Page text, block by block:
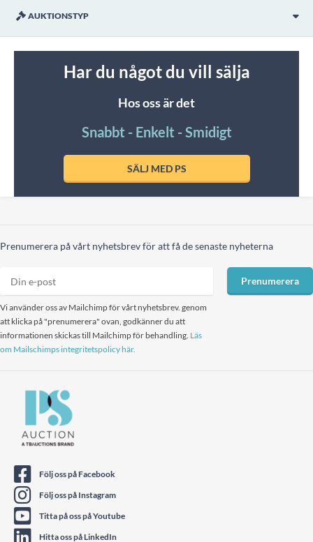
AUKTIONSTYP
Har du något du vill sälja
Hos oss är det
Snabbt - Enkelt - Smidigt
SÄLJ MED PS
Prenumerera på vårt nyhetsbrev för att få de senaste nyheterna
Vi använder oss av Mailchimp för vårt nyhetsbrev. genom
att klicka på "prenumerera" ovan, godkänner du att
informationen skickas till Mailchimp för behandling. Läs
om Mailschimps integritetspolicy här.
Prenumerera
Följ oss på Facebook
Följ oss på Instagram
Titta på oss på Youtube
Hitta oss på LinkedIn